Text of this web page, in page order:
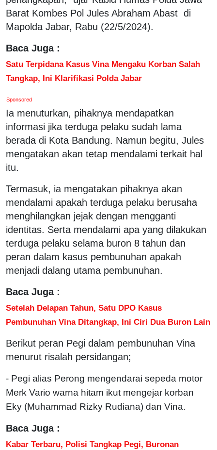
Barat Kombes Pol Jules Abraham Abast di
Mapolda Jabar, Rabu (22/5/2024).
Baca Juga :
Satu Terpidana Kasus Vina Mengaku Korban Salah
Tangkap, Ini Klarifikasi Polda Jabar
Sponsored
Ia menuturkan, pihaknya mendapatkan
informasi jika terduga pelaku sudah lama
berada di Kota Bandung. Namun begitu, Jules
mengatakan akan tetap mendalami terkait hal
itu.
Termasuk, ia mengatakan pihaknya akan
mendalami apakah terduga pelaku berusaha
menghilangkan jejak dengan mengganti
identitas. Serta mendalami apa yang dilakukan
terduga pelaku selama buron 8 tahun dan
peran dalam kasus pembunuhan apakah
menjadi dalang utama pembunuhan.
Baca Juga :
Setelah Delapan Tahun, Satu DPO Kasus
Pembunuhan Vina Ditangkap, Ini Ciri Dua Buron Lain
Berikut peran Pegi dalam pembunuhan Vina
menurut risalah persidangan;
- Pegi alias Perong mengendarai sepeda motor
Merk Vario warna hitam ikut mengejar korban
Eky (Muhammad Rizky Rudiana) dan Vina.
Baca Juga :
Kabar Terbaru, Polisi Tangkap Pegi, Buronan